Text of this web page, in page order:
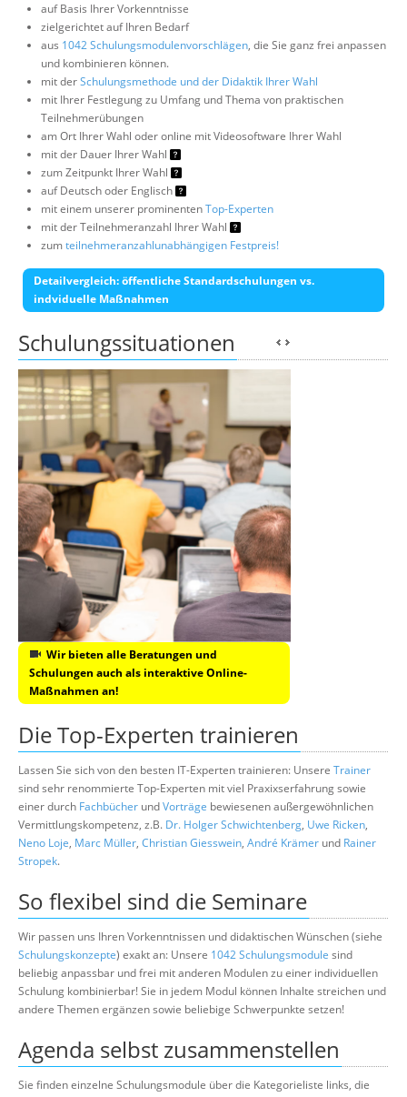
auf Basis Ihrer Vorkenntnisse
zielgerichtet auf Ihren Bedarf
aus 1042 Schulungsmodulenvorschlägen, die Sie ganz frei anpassen
und kombinieren können.
mit derSchulungsmethode und der Didaktik Ihrer Wahl
mit Ihrer Festlegung zu Umfang und Thema von praktischen
Teilnehmerübungen
am Ort Ihrer Wahl oder online mit Videosoftware Ihrer Wahl
mit der Dauer Ihrer Wahl
zum Zeitpunkt Ihrer Wahl
auf Deutsch oder Englisch
mit einem unserer prominentenTop-Experten
mit der Teilnehmeranzahl Ihrer Wahl
zumteilnehmeranzahlunabhängigen Festpreis!
Detailvergleich: öffentliche Standardschulungen vs.
indviduelle Maßnahmen
Schulungssituationen
Wir bieten alle Beratungen und
Schulungen auch als interaktive Online-
Maßnahmen an!
Die Top-Experten trainieren
Lassen Sie sich von den besten IT-Experten trainieren: Unsere Trainer
sind sehr renommierte Top-Experten mit viel Praxixserfahrung sowie
einer durch Fachbücher undVorträge bewiesenen außergewöhnlichen
Vermittlungskompetenz, z.B. Dr. Holger Schwichtenberg, Uwe Ricken,
Neno Loje, Marc Müller, Christian Giesswein, André Krämer und Rainer
Stropek.
So flexibel sind die Seminare
Wir passen uns Ihren Vorkenntnissen und didaktischen Wünschen (siehe
Schulungskonzepte) exakt an: Unsere 1042 Schulungsmodule sind
beliebig anpassbar und frei mit anderen Modulen zu einer individuellen
Schulung kombinierbar! Sie in jedem Modul können Inhalte streichen und
andere Themen ergänzen sowie beliebige Schwerpunkte setzen!
Agenda selbst zusammenstellen
Sie finden einzelne Schulungsmodule über die Kategorieliste links, die